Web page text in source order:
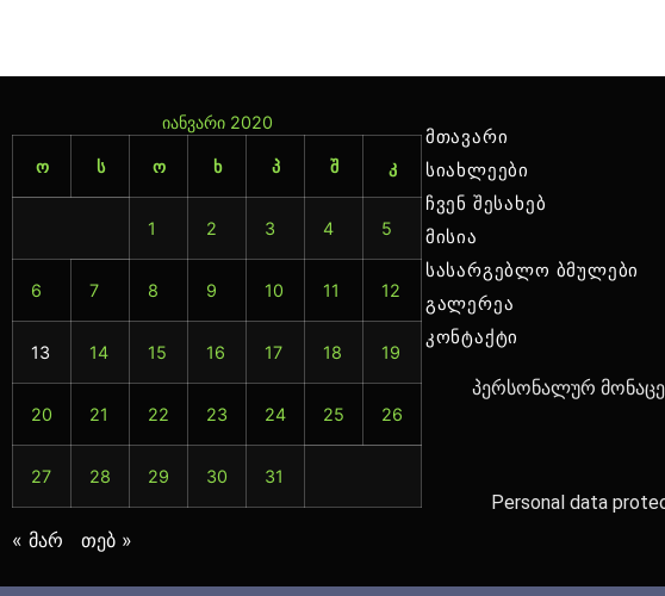
იანვარი 2020
ო ს ო ხ პ შ კ
1 2 3 4 5
6 7 8 9 10 11 12
13 14 15 16 17 18 19
20 21 22 23 24 25 26
27 28 29 30 31
« მარ თებ »
მთავარი
სიახლეები
ჩვენ შესახებ
მისია
სასარგებლო ბმულები
გალერეა
კონტაქტი
პერსონალურ
Personal data